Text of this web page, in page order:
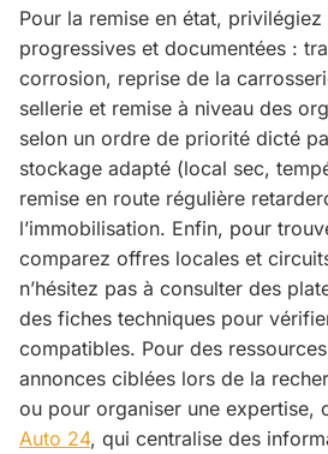
Pour la remise en état,
progressives et documentées :
corrosion, reprise de la
sellerie et remise à niveau des
selon un ordre de priorité dicté
stockage adapté (local sec,
remise en route régulière
l’immobilisation. Enfin, pour
comparez offres locales et
n’hésitez pas à consulter des
des fiches techniques pour
compatibles. Pour des
annonces ciblées lors de la
ou pour organiser une expertise,
Auto 24, qui centralise des